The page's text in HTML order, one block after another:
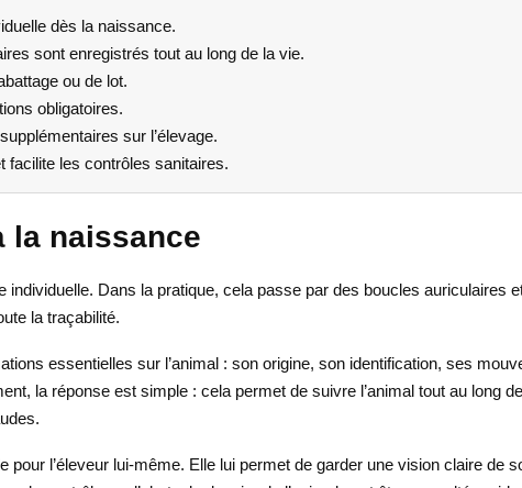
dès la naissance.
sont enregistrés tout au long de la vie.
ou de lot.
obligatoires.
sur l’élevage.
facilite les contrôles sanitaires.
la naissance
Dans la pratique, cela passe par des boucles auriculaires
la traçabilité.
essentielles sur l’animal : son origine, son identification, ses
la réponse est simple : cela permet de suivre l’animal tout au long
l’éleveur lui-même. Elle lui permet de garder une vision claire de